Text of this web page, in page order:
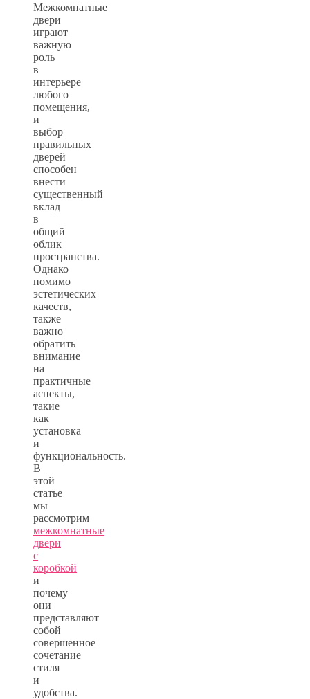
Межкомнатные
двери
играют
важную
роль
в
интерьере
любого
помещения,
и
выбор
правильных
дверей
способен
внести
существенный
вклад
в
общий
облик
пространства.
Однако
помимо
эстетических
качеств,
также
важно
обратить
внимание
на
практичные
аспекты,
такие
как
установка
и
функциональность.
В
этой
статье
мы
рассмотрим
межкомнатные
двери
с
коробкой
и
почему
они
представляют
собой
совершенное
сочетание
стиля
и
удобства.